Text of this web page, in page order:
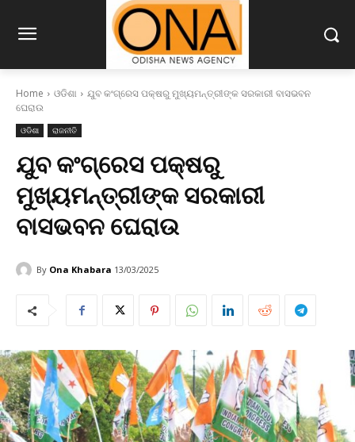
Home ଓଡିଶା
ଯୁବ କଂଗ୍ରେସ ପକ୍ଷରୁ ମୁଖ୍ୟମନ୍ତ୍ରୀଙ୍କ ସରକାରୀ ବାସଭବନ
ଘେରାଉ
ଓଡିଶା ରାଜନୀତି
ଯୁବ କଂଗ୍ରେସ ପକ୍ଷରୁ
ମୁଖ୍ୟମନ୍ତ୍ରୀଙ୍କ ସରକାରୀ
ବାସଭବନ ଘେରାଉ
By Ona Khabara 13/03/2025